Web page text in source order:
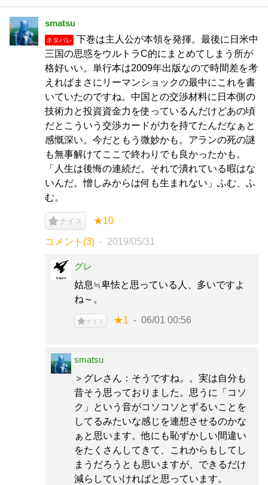
smatsu
ネタバレ
下巻は主人公が本領を発揮。最後に日米中
三国の思惑をウルトラC的にまとめてしまう所が
格好いい。単行本は2009年出版なので時間差を考
えればまさにリーマンショックの最中にこれを書
いていたのですね。中国との交渉材料に日本側の
技術力と投資資金力を使っているんだけどあの頃
だとこういう交渉カードが力を持てたんだなぁと
感慨深い。今だともう微妙かも。アランの死の謎
も無事解けてここで終わりでも良かったかも。
「人生は後悔の連続だ。それで潰れている暇はな
いんだ。憎しみからは何も生まれない」ふむ、ふ
む。
ナイス ★10
コメント(3) 2019/05/31
グレ
姑息≒卑怯と思っている人、多いですよ
ね～。
ナイス ★1 06/01 00:56
smatsu
＞グレさん：そうですね。。実は自分も
昔そう思っておりました。思うに「コソ
ク」という音がコソコソとずるいことを
してるみたいな感じを連想させるのかな
ぁと思います。他にも恥ずかしい間違い
をたくさんしてきて、これからもしてし
まうだろうとも思いますが、できるだけ
減らしていければと思っています。